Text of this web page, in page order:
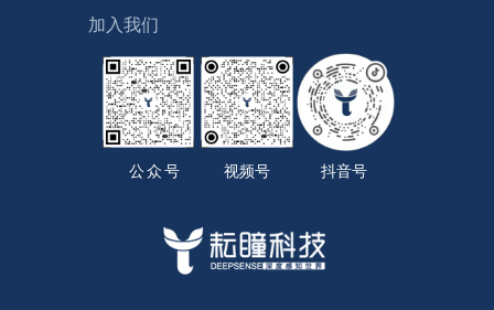
加入我们
公众号 视频号 抖音号